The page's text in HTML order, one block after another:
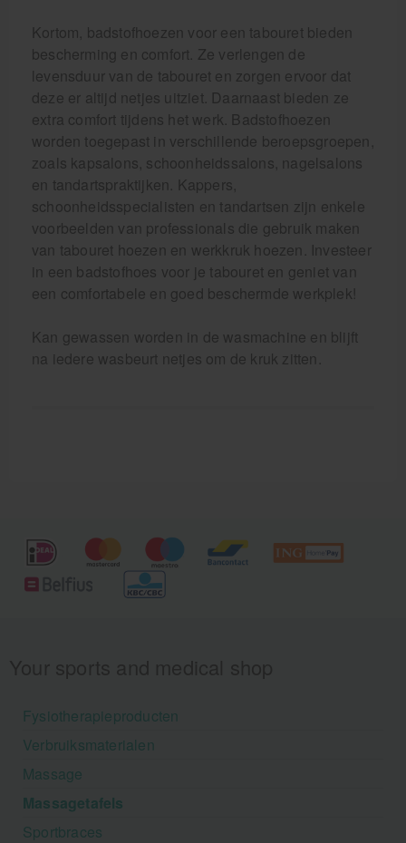
Kortom, badstofhoezen voor een tabouret bieden
bescherming en comfort. Ze verlengen de
levensduur van de tabouret en zorgen ervoor dat
deze er altijd netjes uitziet. Daarnaast bieden ze
extra comfort tijdens het werk. Badstofhoezen
worden toegepast in verschillende beroepsgroepen,
zoals kapsalons, schoonheidssalons, nagelsalons
en tandartspraktijken. Kappers,
schoonheidsspecialisten en tandartsen zijn enkele
voorbeelden van professionals die gebruik maken
van tabouret hoezen en werkkruk hoezen. Investeer
in een badstofhoes voor je tabouret en geniet van
een comfortabele en goed beschermde werkplek!
Kan gewassen worden in de wasmachine en blijft
na iedere wasbeurt netjes om de kruk zitten.
Fysiotherapieproducten
Verbruiksmaterialen
Massage
Massagetafels
Sportbraces